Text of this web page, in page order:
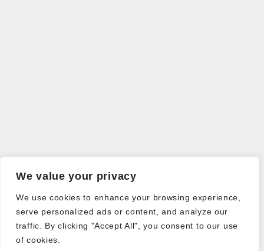
We value your privacy
We use cookies to enhance your browsing experience,
serve personalized ads or content, and analyze our
traffic. By clicking "Accept All", you consent to our use
of cookies.